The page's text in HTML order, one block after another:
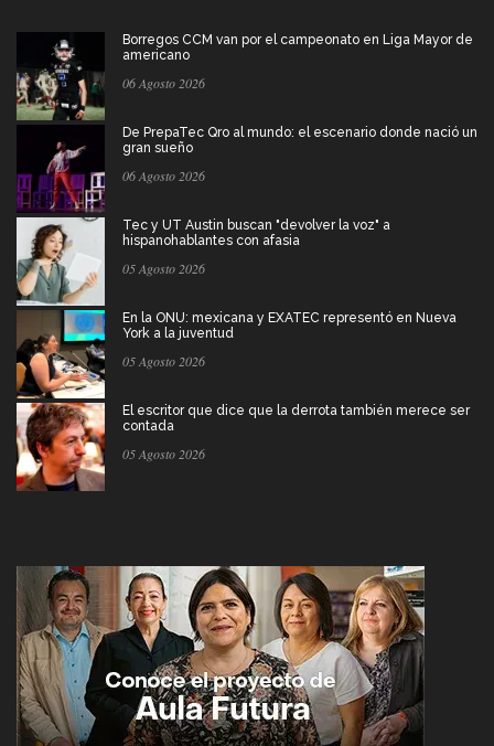
Borregos CCM van por el campeonato en Liga Mayor de
americano
06 Agosto 2026
De PrepaTec Qro al mundo: el escenario donde nació un
gran sueño
06 Agosto 2026
Tec y UT Austin buscan "devolver la voz" a
hispanohablantes con afasia
05 Agosto 2026
En la ONU: mexicana y EXATEC representó en Nueva
York a la juventud
05 Agosto 2026
El escritor que dice que la derrota también merece ser
contada
05 Agosto 2026